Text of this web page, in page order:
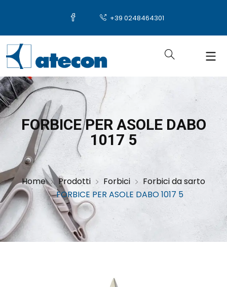
+39 0248464301
FORBICE PER ASOLE DABO
1017 5
Home Prodotti Forbici
Forbici da sarto
FORBICE PER ASOLE DABO 1017 5